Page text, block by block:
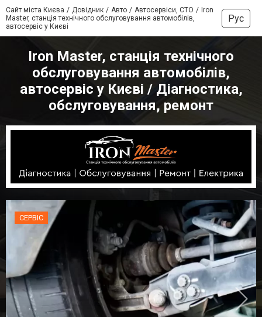
Сайт міста Києва Довідник Авто Автосервіси, СТО
Iron
Master, станція технічного обслуговування автомобілів,
автосервіс у Києві
Рус
Iron Master, станція технічного
обслуговування автомобілів,
автосервіс у Києві / Діагностика,
обслуговування, ремонт
СЕРВІС